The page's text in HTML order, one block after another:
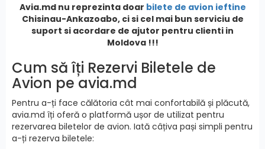
Avia.md nu reprezinta doar bilete de avion ieftine
Chisinau-Ankazoabo, ci si cel mai bun serviciu de
suport si acordare de ajutor pentru clienti in
Moldova !!!
Cum să îți Rezervi Biletele de
Avion pe avia.md
Pentru a-ți face călătoria cât mai confortabilă și plăcută,
avia.md îți oferă o platformă ușor de utilizat pentru
rezervarea biletelor de avion. Iată câțiva pași simpli pentru
a-ți rezerva biletele: